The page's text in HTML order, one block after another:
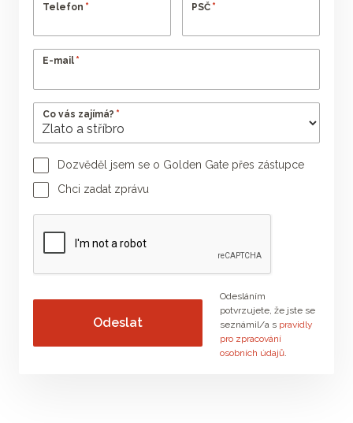
Telefon * PSČ *
E-mail *
Co vás zajímá? *
Dozvěděl jsem se o Golden Gate přes zástupce
Jméno poradce Příjmení poradce
Chci zadat zprávu
Vaše zpráva
Odesláním
potvrzujete, že jste se
seznámil/a s pravidly
pro zpracování
osobních údajů.